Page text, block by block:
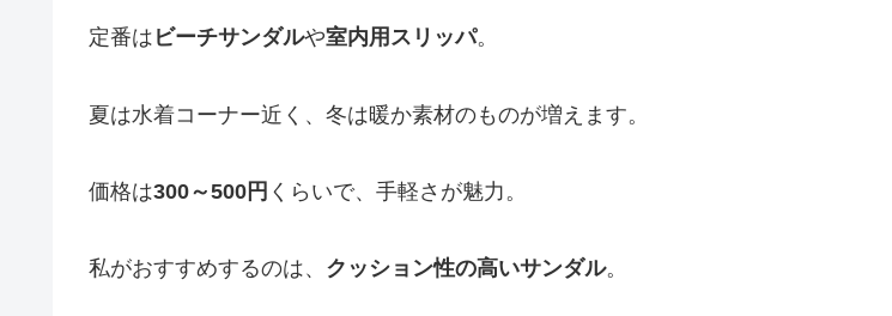
定番は ビーチサンダルや室内用スリッパ。
夏は水着コーナー近く、冬は暖か素材のものが増えます。
価格は300～500円 くらいで、手軽さが魅力。
私がおすすめするのは、 クッション性の高いサンダル。